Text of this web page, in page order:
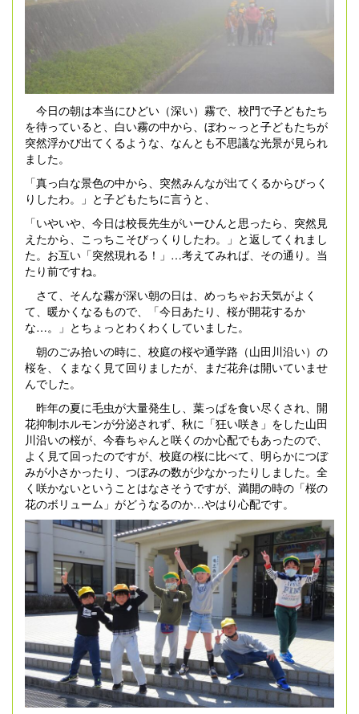
今日の朝は本当にひどい（深い）霧で、校門で子どもたち
を待っていると、白い霧の中から、ぼわ～っと子どもたちが
突然浮かび出てくるような、なんとも不思議な光景が見られ
ました。
「真っ白な景色の中から、突然みんなが出てくるからびっく
りしたわ。」と子どもたちに言うと、
「いやいや、今日は校長先生がいーひんと思ったら、突然見
えたから、こっちこそびっくりしたわ。」と返してくれまし
た。お互い「突然現れる！」…考えてみれば、その通り。当
たり前ですね。
さて、そんな霧が深い朝の日は、めっちゃお天気がよく
て、暖かくなるもので、「今日あたり、桜が開花するか
な…。」とちょっとわくわくしていました。
朝のごみ拾いの時に、校庭の桜や通学路（山田川沿い）の
桜を、くまなく見て回りましたが、まだ花弁は開いていませ
んでした。
昨年の夏に毛虫が大量発生し、葉っぱを食い尽くされ、開
花抑制ホルモンが分泌されず、秋に「狂い咲き」をした山田
川沿いの桜が、今春ちゃんと咲くのか心配でもあったので、
よく見て回ったのですが、校庭の桜に比べて、明らかにつぼ
みが小さかったり、つぼみの数が少なかったりしました。全
く咲かないということはなさそうですが、満開の時の「桜の
花のボリューム」がどうなるのか…やはり心配です。